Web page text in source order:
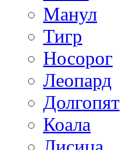
Манул
Тигр
Носорог
Леопард
Долгопят
Коала